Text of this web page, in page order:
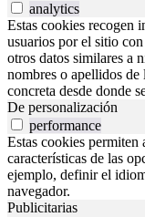
analytics
Estas cookies recogen
usuarios por el sitio
otros datos similares a
nombres o apellidos
concreta desde donde
De personalización
performance
Estas cookies permiten
características de las
ejemplo, definir el
navegador.
Publicitarias